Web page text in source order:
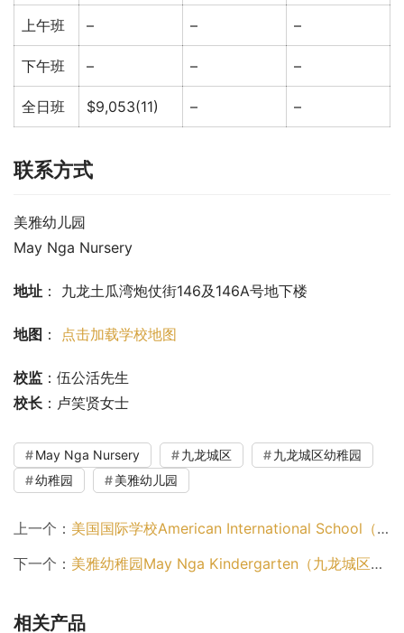
上午班 – – –
下午班 – – –
全日班 $9,053(11) – –
联系方式
美雅幼儿园
May Nga Nursery
地址 ： 九龙土瓜湾炮仗街146及146A号地下楼
地图 ： 点击加载学校地图
校监 ：伍公活先生
校长 ：卢笑贤女士
May Nga Nursery 九龙城区
九龙城区幼稚园
幼稚园
美雅幼儿园
上一个： 美国国际学校American International School（幼稚园）
下一个： 美雅幼稚园May Nga Kindergarten（九龙城区幼稚园）
相关产品